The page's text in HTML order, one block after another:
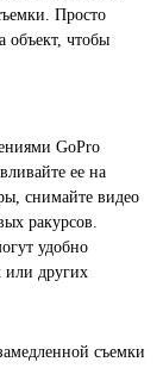
Просто
объект, чтобы
GoPro
ее на
снимайте видео
ракурсов.
удобно
или других
съемки